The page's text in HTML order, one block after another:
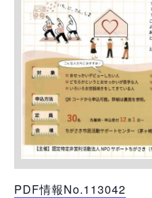
PDF情報No.113042